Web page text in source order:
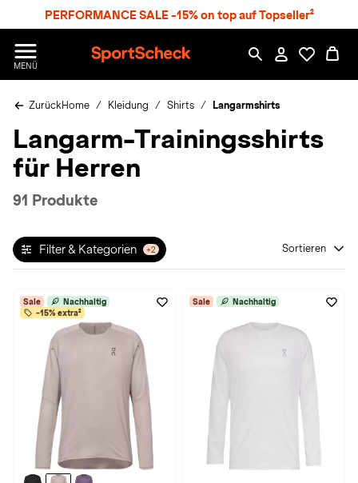
PERFORMANCE SALE -15% on top auf Topseller²
MENÜ
p
r
S
h
c
ZurückHome Kleidung Shirts Langarmshirts
Langarm-Trainingsshirts
für Herren
91 Produkte
Filter & Kategorien +2 Sortieren
Sale
Nachhaltig
-15% extra²
Sale Nachhaltig